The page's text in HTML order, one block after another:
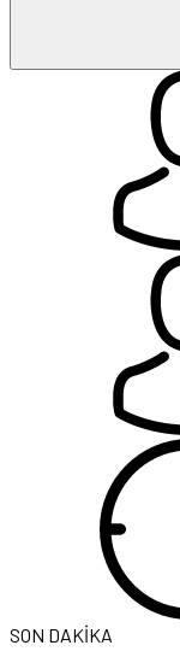
SON DAKİKA